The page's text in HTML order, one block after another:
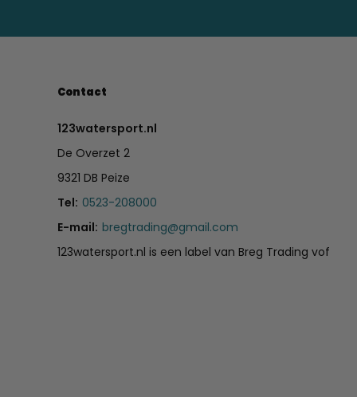
Contact
123watersport.nl
De Overzet 2
9321 DB Peize
Tel: 0523-208000
E-mail: bregtrading@gmail.com
123watersport.nl is een label van Breg Trading vof